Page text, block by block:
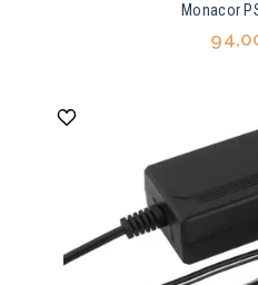
Monacor